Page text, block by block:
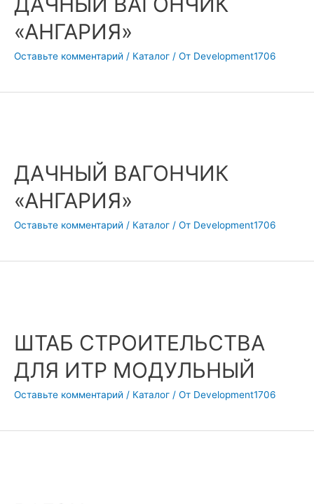
«АНГАРИЯ»
Оставьте комментарий / Каталог / От Development1706
ДАЧНЫЙ ВАГОНЧИК
«АНГАРИЯ»
Оставьте комментарий / Каталог / От Development1706
ШТАБ СТРОИТЕЛЬСТВА
ДЛЯ ИТР МОДУЛЬНЫЙ
Оставьте комментарий / Каталог / От Development1706